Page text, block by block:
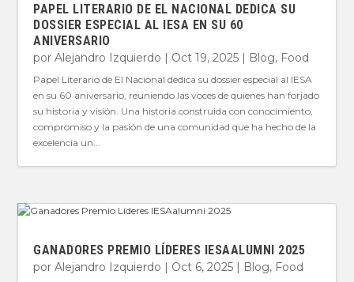
PAPEL LITERARIO DE EL NACIONAL DEDICA SU
DOSSIER ESPECIAL AL IESA EN SU 60
ANIVERSARIO
porAlejandro Izquierdo | Oct 19, 2025 | Blog, Food
Papel Literario de El Nacional dedica su dossier especial al IESA
en su 60 aniversario, reuniendo las voces de quienes han forjado
su historia y visión. Una historia construida con conocimiento,
compromiso y la pasión de una comunidad que ha hecho de la
excelencia un...
GANADORES PREMIO LÍDERES IESAALUMNI 2025
porAlejandro Izquierdo | Oct 6, 2025 | Blog, Food